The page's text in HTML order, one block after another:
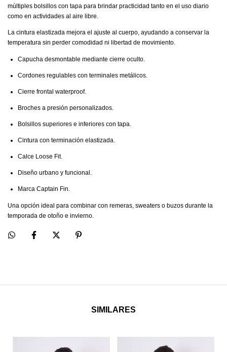
múltiples bolsillos con tapa para brindar practicidad tanto en el uso diario
como en actividades al aire libre.
La cintura elastizada mejora el ajuste al cuerpo, ayudando a conservar la
temperatura sin perder comodidad ni libertad de movimiento.
Capucha desmontable mediante cierre oculto.
Cordones regulables con terminales metálicos.
Cierre frontal waterproof.
Broches a presión personalizados.
Bolsillos superiores e inferiores con tapa.
Cintura con terminación elastizada.
Calce Loose Fit.
Diseño urbano y funcional.
Marca Captain Fin.
Una opción ideal para combinar con remeras, sweaters o buzos durante la
temporada de otoño e invierno.
SIMILARES